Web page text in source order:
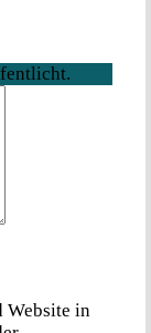
Website in